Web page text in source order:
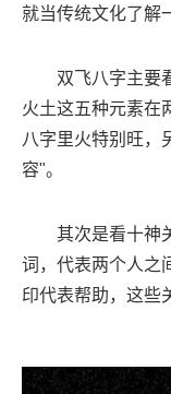
就当传统文化了解
双飞八字主要
火土这五种元素在
八字里火特别旺，
容"。
其次是看十神
词，代表两个人之
印代表帮助，这些